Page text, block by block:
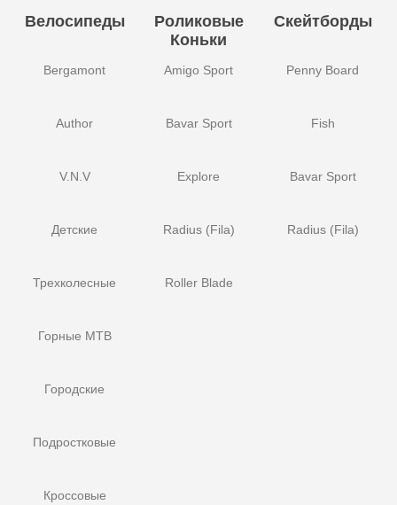
Велосипеды
Bergamont
Author
V.N.V
Детские
Трехколесные
Горные MTB
Городские
Подростковые
Кроссовые
Роликовые
Коньки
Amigo Sport
Bavar Sport
Explore
Radius (Fila)
Roller Blade
Скейтборды
Penny Board
Fish
Bavar Sport
Radius (Fila)